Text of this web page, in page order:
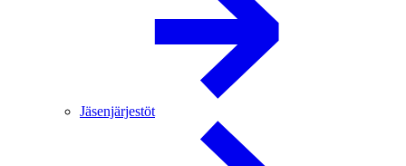
Jäsenjärjestöt